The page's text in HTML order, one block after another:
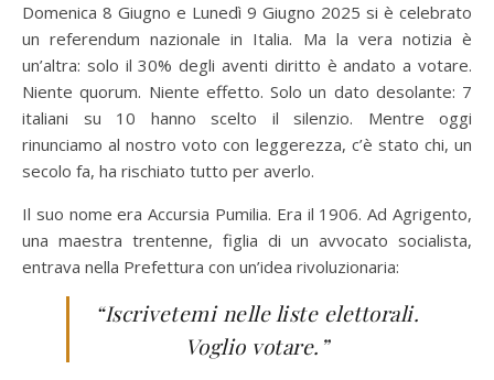
Domenica 8 Giugno e Lunedì 9 Giugno 2025 si è celebrato
un referendum nazionale in Italia. Ma la vera notizia è
un’altra: solo il 30% degli aventi diritto è andato a votare.
Niente quorum. Niente effetto. Solo un dato desolante: 7
italiani su 10 hanno scelto il silenzio. Mentre oggi
rinunciamo al nostro voto con leggerezza, c’è stato chi, un
secolo fa, ha rischiato tutto per averlo.
Il suo nome era Accursia Pumilia. Era il 1906. Ad Agrigento,
una maestra trentenne, figlia di un avvocato socialista,
entrava nella Prefettura con un’idea rivoluzionaria:
“Iscrivetemi nelle liste elettorali.
Voglio votare.”